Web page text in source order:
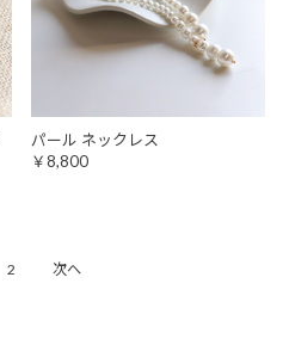
パール ネックレス
￥8,800
2 次へ